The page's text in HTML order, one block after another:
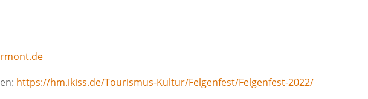
https://hm.ikiss.de/Tourismus-Kultur/Felgenfest/Felgenfest-2022/